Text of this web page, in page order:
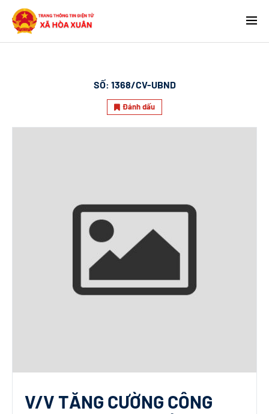
SỐ: 1368/CV-UBND
Đánh dấu
V/V TĂNG CƯỜNG CÔNG